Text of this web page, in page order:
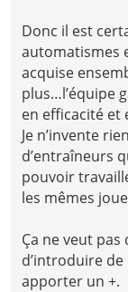
Donc il est
automatismes
acquise
plus…l’équipe
en efficacité et
Je n’invente
d’entraîneurs
pouvoir
les mêmes
Ça ne veut pas
d’introduire
apporter un +.